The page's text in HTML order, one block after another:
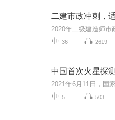
二建市政冲刺，
36 2619
中国首次火星探
5 503